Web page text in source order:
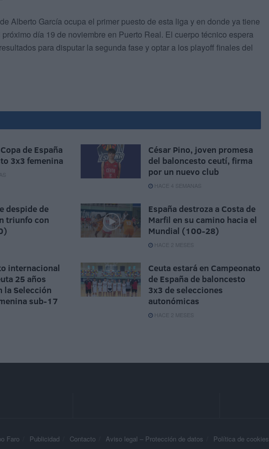
Alberto García ocupa el primer puesto de esta liga y en donde ya tiene
día 19 de noviembre en Puerto Real. El cuerpo técnico espera
para disputar la segunda fase y optar a los playoff finales del
de España
3x3 femenina
César Pino, joven promesa
del baloncesto ceutí, firma
por un nuevo club
HACE 4 SEMANAS
despide de
triunfo con
España destroza a Costa de
Marfil en su camino hacia el
Mundial (100-28)
HACE 2 MESES
internacional
25 años
la Selección
sub-17
Ceuta estará en Campeonato
de España de baloncesto
3x3 de selecciones
autonómicas
HACE 2 MESES
Faro Publicidad Contacto Aviso legal – Protección de datos Política de cookies